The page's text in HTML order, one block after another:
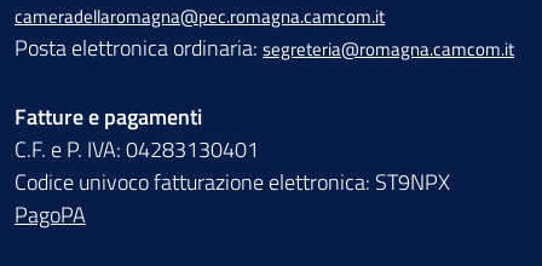
cameradellaromagna@pec.romagna.camcom.it
Posta elettronica ordinaria: segreteria@romagna.camcom.it
Fatture e pagamenti
C.F. e P. IVA: 04283130401
Codice univoco fatturazione elettronica: ST9NPX
PagoPA